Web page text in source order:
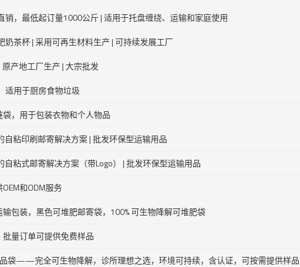
销，最低起订量1000公斤 | 适用于托盘缠绕、运输和家庭使用
茶杯 | 采用可再生材料生产 | 可持续发展工厂
产地工厂生产 | 大宗批发
适用于厨房食物垃圾
，用于包装衣物和个人物品
粘印刷邮寄解决方案 | 批发环保型运输用品
粘式邮寄解决方案（带Logo） | 批发环保型运输用品
和ODM服务
包装，黑色可堆肥邮寄袋，100% 可生物降解可堆肥袋
量订单可提供免费样品
袋——完全可生物降解，诊所理想之选，环境可持续，含认证，可按需提供样品